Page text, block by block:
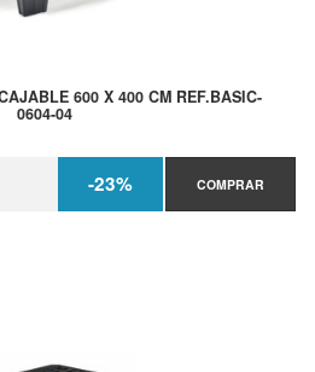
600 X 400 CM REF.BASIC-
0604-04
-23% COMPRAR